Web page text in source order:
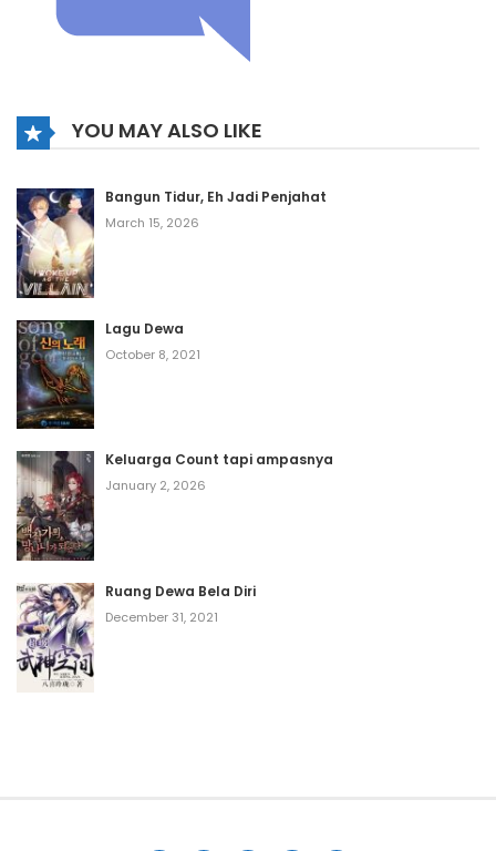
YOU MAY ALSO LIKE
Bangun Tidur, Eh Jadi Penjahat
March 15, 2026
Lagu Dewa
October 8, 2021
Keluarga Count tapi ampasnya
January 2, 2026
Ruang Dewa Bela Diri
December 31, 2021